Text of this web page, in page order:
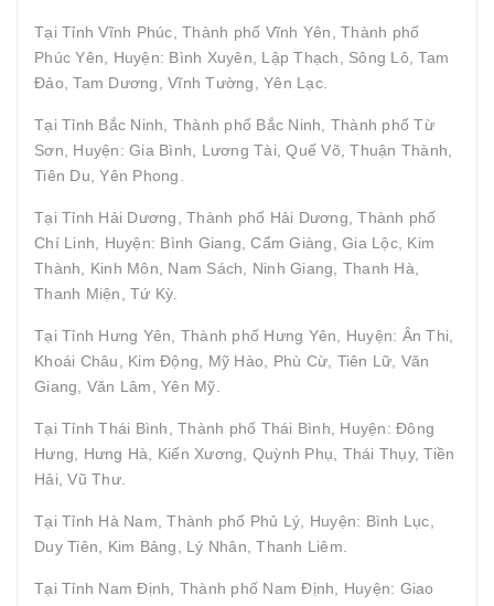
Tại Tỉnh Vĩnh Phúc, Thành phố Vĩnh Yên, Thành phố
Phúc Yên, Huyện: Bình Xuyên, Lập Thạch, Sông Lô, Tam
Đảo, Tam Dương, Vĩnh Tường, Yên Lạc.
Tại Tỉnh Bắc Ninh, Thành phố Bắc Ninh, Thành phố Từ
Sơn, Huyện: Gia Bình, Lương Tài, Quế Võ, Thuận Thành,
Tiên Du, Yên Phong.
Tại Tỉnh Hải Dương, Thành phố Hải Dương, Thành phố
Chí Linh, Huyện: Bình Giang, Cẩm Giàng, Gia Lộc, Kim
Thành, Kinh Môn, Nam Sách, Ninh Giang, Thanh Hà,
Thanh Miện, Tứ Kỳ.
Tại Tỉnh Hưng Yên, Thành phố Hưng Yên, Huyện: Ân Thi,
Khoái Châu, Kim Động, Mỹ Hào, Phù Cừ, Tiên Lữ, Văn
Giang, Văn Lâm, Yên Mỹ.
Tại Tỉnh Thái Bình, Thành phố Thái Bình, Huyện: Đông
Hưng, Hưng Hà, Kiến Xương, Quỳnh Phụ, Thái Thụy, Tiền
Hải, Vũ Thư.
Tại Tỉnh Hà Nam, Thành phố Phủ Lý, Huyện: Bình Lục,
Duy Tiên, Kim Bảng, Lý Nhân, Thanh Liêm.
Tại Tỉnh Nam Định, Thành phố Nam Định, Huyện: Giao